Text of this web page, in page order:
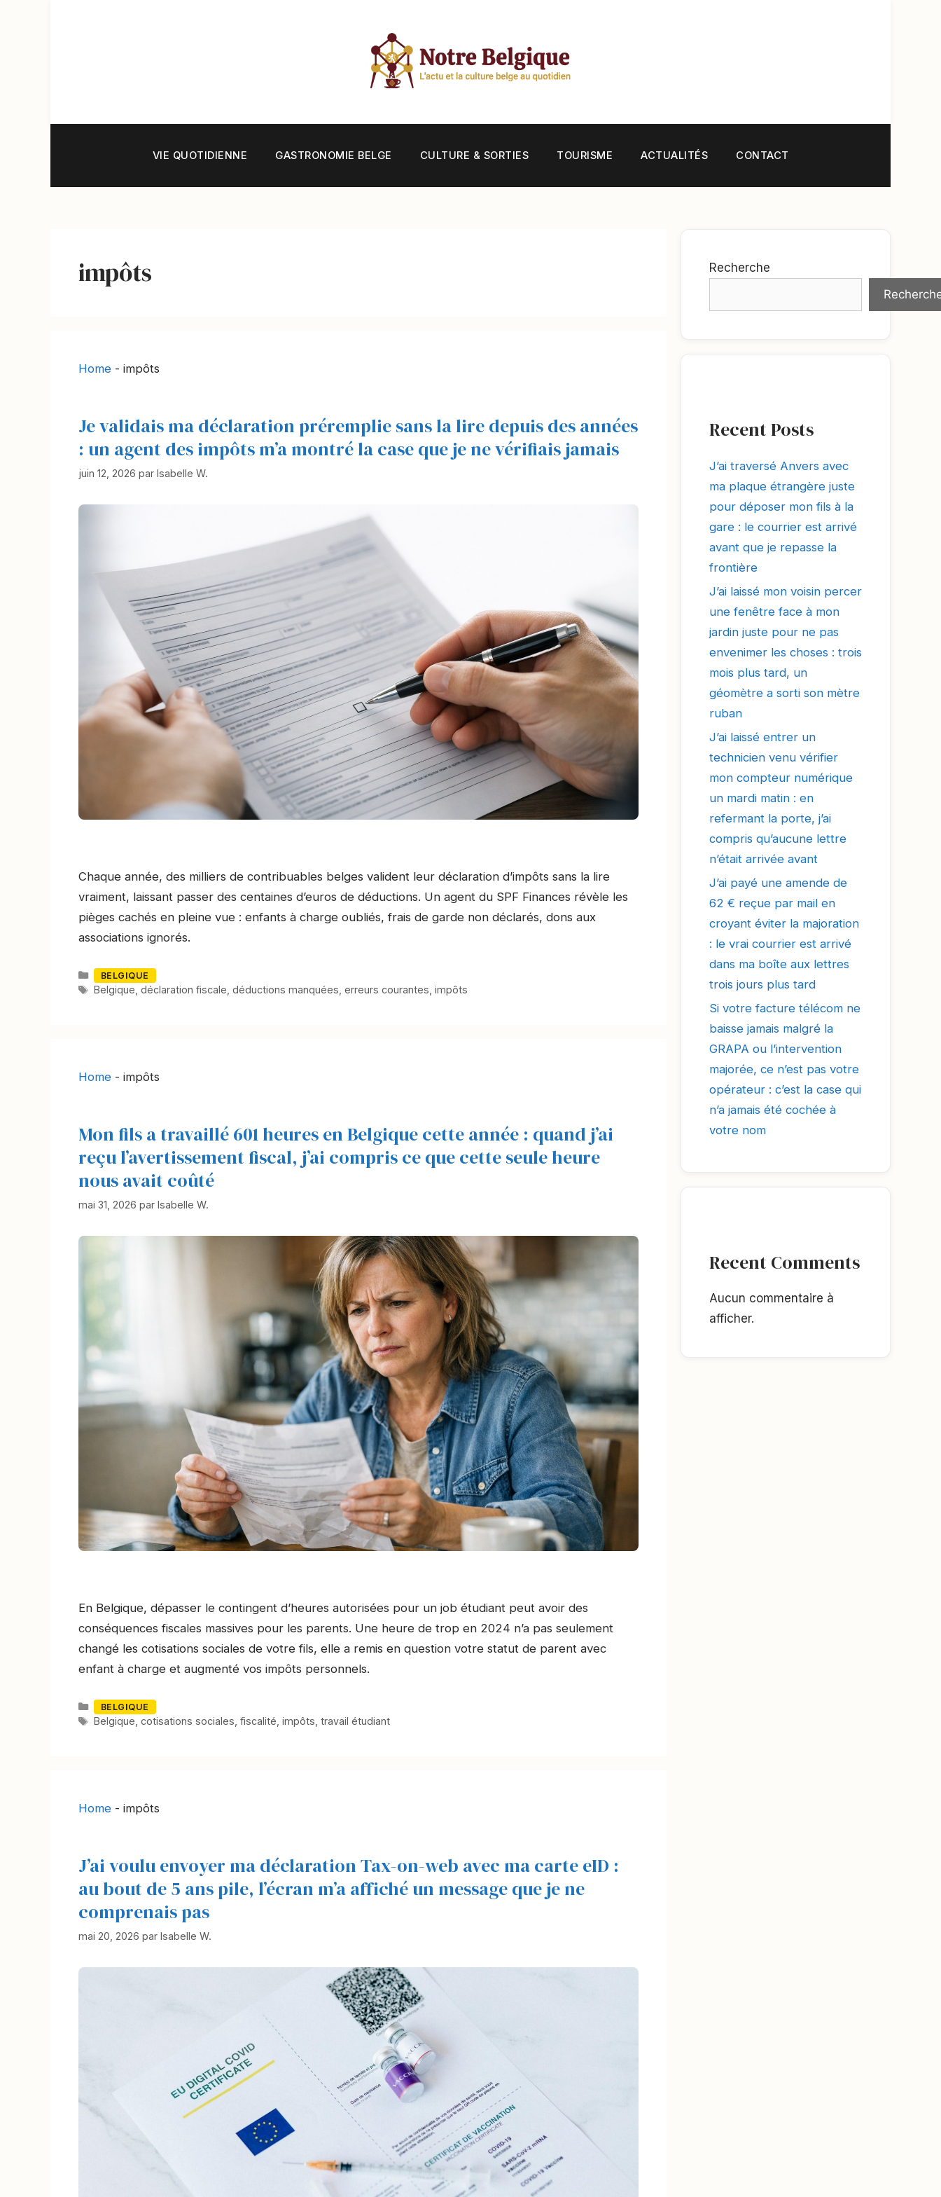
VIE QUOTIDIENNE GASTRONOMIE BELGE CULTURE & SORTIES TOURISME ACTUALITÉS CONTACT
impôts
Home - impôts
Je validais ma déclaration préremplie sans la lire depuis des années
: un agent des impôts m’a montré la case que je ne vérifiais jamais
juin 12, 2026 par Isabelle W.
Chaque année, des milliers de contribuables belges valident leur déclaration d’impôts sans la lire
vraiment, laissant passer des centaines d’euros de déductions. Un agent du SPF Finances révèle les
pièges cachés en pleine vue : enfants à charge oubliés, frais de garde non déclarés, dons aux
associations ignorés.
Catégories
BELGIQUE
Mots-
Belgique déclaration fiscale déductions manquées erreurs courantes impôts
Home - impôts
Mon fils a travaillé 601 heures en Belgique cette année : quand j’ai
reçu l’avertissement fiscal, j’ai compris ce que cette seule heure
nous avait coûté
mai 31, 2026 par Isabelle W.
En Belgique, dépasser le contingent d’heures autorisées pour un job étudiant peut avoir des
conséquences fiscales massives pour les parents. Une heure de trop en 2024 n’a pas seulement
changé les cotisations sociales de votre fils, elle a remis en question votre statut de parent avec
enfant à charge et augmenté vos impôts personnels.
Catégories
BELGIQUE
Mots-
Belgique cotisations sociales fiscalité impôts travail étudiant
Home - impôts
J’ai voulu envoyer ma déclaration Tax-on-web avec ma carte eID :
au bout de 5 ans pile, l’écran m’a affiché un message que je ne
comprenais pas
mai 20, 2026 par Isabelle W.
Recherche
Recent Posts
J’ai traversé Anvers avec
ma plaque étrangère juste
pour déposer mon fils à la
gare : le courrier est arrivé
avant que je repasse la
frontière
J’ai laissé mon voisin percer
une fenêtre face à mon
jardin juste pour ne pas
envenimer les choses : trois
mois plus tard, un
géomètre a sorti son mètre
ruban
J’ai laissé entrer un
technicien venu vérifier
mon compteur numérique
un mardi matin : en
refermant la porte, j’ai
compris qu’aucune lettre
n’était arrivée avant
J’ai payé une amende de
62 € reçue par mail en
croyant éviter la majoration
: le vrai courrier est arrivé
dans ma boîte aux lettres
trois jours plus tard
Si votre facture télécom ne
baisse jamais malgré la
GRAPA ou l’intervention
majorée, ce n’est pas votre
opérateur : c’est la case qui
n’a jamais été cochée à
votre nom
Recent Comments
Aucun commentaire à
afficher.